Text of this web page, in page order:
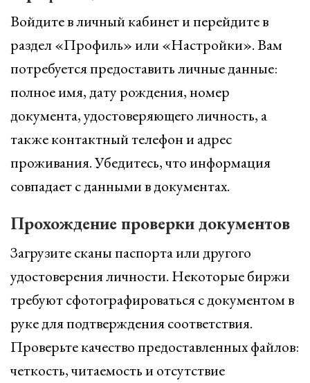
Войдите в личный кабинет и перейдите в
раздел «Профиль» или «Настройки». Вам
потребуется предоставить личные данные:
полное имя, дату рождения, номер
документа, удостоверяющего личность, а
также контактный телефон и адрес
проживания. Убедитесь, что информация
совпадает с данными в документах.
Прохождение проверки документов
Загрузите сканы паспорта или другого
удостоверения личности. Некоторые биржи
требуют сфотографироваться с документом в
руке для подтверждения соответствия.
Проверьте качество предоставленных файлов:
четкость, читаемость и отсутствие